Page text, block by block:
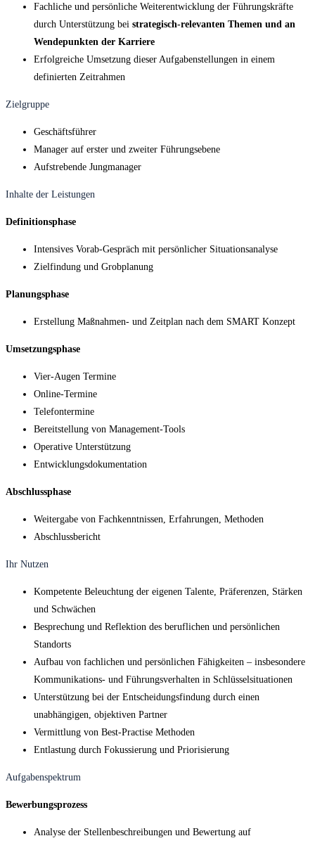
Fachliche und persönliche Weiterentwicklung der Führungskräfte
durch Unterstützung bei strategisch-relevanten Themen und an
Wendepunkten der Karriere
Erfolgreiche Umsetzung dieser Aufgabenstellungen in einem
definierten Zeitrahmen
Zielgruppe
Geschäftsführer
Manager auf erster und zweiter Führungsebene
Aufstrebende Jungmanager
Inhalte der Leistungen
Definitionsphase
Intensives Vorab-Gespräch mit persönlicher Situationsanalyse
Zielfindung und Grobplanung
Planungsphase
Erstellung Maßnahmen- und Zeitplan nach dem SMART Konzept
Umsetzungsphase
Vier-Augen Termine
Online-Termine
Telefontermine
Bereitstellung von Management-Tools
Operative Unterstützung
Entwicklungsdokumentation
Abschlussphase
Weitergabe von Fachkenntnissen, Erfahrungen, Methoden
Abschlussbericht
Ihr Nutzen
Kompetente Beleuchtung der eigenen Talente, Präferenzen, Stärken
und Schwächen
Besprechung und Reflektion des beruflichen und persönlichen
Standorts
Aufbau von fachlichen und persönlichen Fähigkeiten – insbesondere
Kommunikations- und Führungsverhalten in Schlüsselsituationen
Unterstützung bei der Entscheidungsfindung durch einen
unabhängigen, objektiven Partner
Vermittlung von Best-Practise Methoden
Entlastung durch Fokussierung und Priorisierung
Aufgabenspektrum
Bewerbungsprozess
Analyse der Stellenbeschreibungen und Bewertung auf